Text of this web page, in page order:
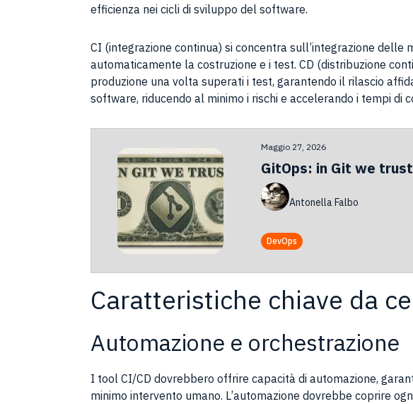
efficienza nei cicli di sviluppo del software.
CI (integrazione continua) si concentra sull’integrazione
automaticamente la costruzione e i test. CD (distribuzione
produzione una volta superati i test, garantendo il rilascio
software, riducendo al minimo i rischi e accelerando i tempi di
Maggio 27, 2026
GitOps: in Git we trust
Antonella Falbo
DevOps
Caratteristiche chiave da
Automazione e orchestrazione
I tool CI/CD dovrebbero offrire capacità di automazione,
minimo intervento umano. L’automazione dovrebbe coprire